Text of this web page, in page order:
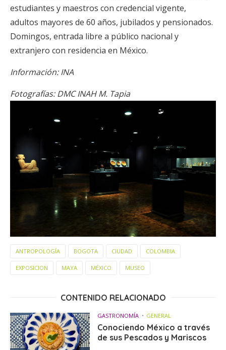
estudiantes y maestros con credencial vigente,
adultos mayores de 60 años, jubilados y pensionados.
Domingos, entrada libre a público nacional y
extranjero con residencia en México.
Información: INA
Fotografías: DMC INAH M. Tapia
ANTROPOLOGÍA BOGOTA CIUDAD COLOMBIA
EXPOSICION MAYA MÉXICO MUSEO
CONTENIDO RELACIONADO
GASTRONOMÍA GENERAL
Conociendo México a través
de sus Pescados y Mariscos